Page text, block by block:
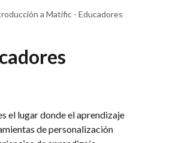
a Matific - Educadores
el lugar donde el aprendizaje
de personalización